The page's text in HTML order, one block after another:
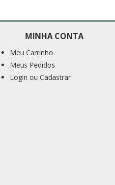
MINHA CONTA
Meu Carrinho
Meus Pedidos
Login ou Cadastrar